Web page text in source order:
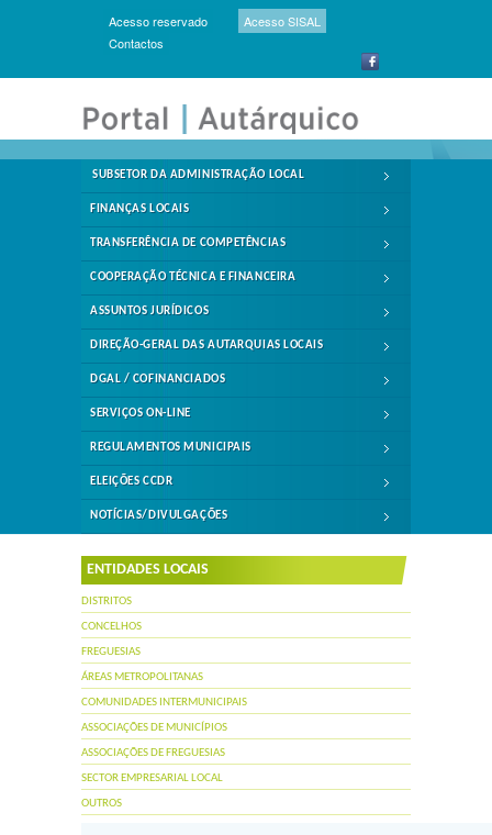
Acesso reservado
Acesso SISAL
Contactos
SUBSETOR DA ADMINISTRAÇÃO LOCAL
FINANÇAS LOCAIS
TRANSFERÊNCIA DE COMPETÊNCIAS
COOPERAÇÃO TÉCNICA E FINANCEIRA
ASSUNTOS JURÍDICOS
DIREÇÃO-GERAL DAS AUTARQUIAS LOCAIS
DGAL / COFINANCIADOS
SERVIÇOS ON-LINE
REGULAMENTOS MUNICIPAIS
ELEIÇÕES CCDR
NOTÍCIAS/DIVULGAÇÕES
ENTIDADES LOCAIS
DISTRITOS
CONCELHOS
FREGUESIAS
ÁREAS METROPOLITANAS
COMUNIDADES INTERMUNICIPAIS
ASSOCIAÇÕES DE MUNICÍPIOS
ASSOCIAÇÕES DE FREGUESIAS
SECTOR EMPRESARIAL LOCAL
OUTROS